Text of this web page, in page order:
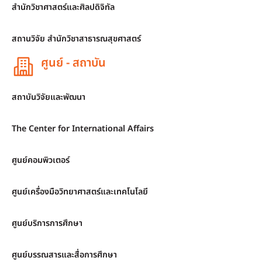
สำนักวิชาศาสตร์และศิลปดิจิทัล
สถานวิจัย สำนักวิชาสาธารณสุขศาสตร์
ศูนย์ - สถาบัน
สถาบันวิจัยและพัฒนา
The Center for International Affairs
ศูนย์คอมพิวเตอร์
ศูนย์เครื่องมือวิทยาศาสตร์และเทคโนโลยี
ศูนย์บริการการศึกษา
ศูนย์บรรณสารและสื่อการศึกษา